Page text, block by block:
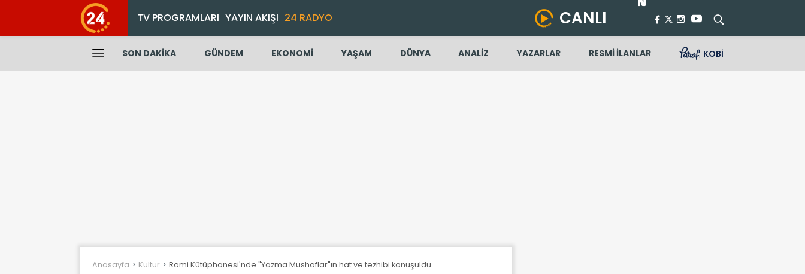
TV PROGRAMLARI YAYIN AKIŞI 24 RADYO CANLI
SON DAKİKA GÜNDEM EKONOMİ YAŞAM DÜNYA ANALİZ YAZARLAR RESMİ İLANLAR KOBİ
Anasayfa Kultur Rami Kütüphanesi'nde "Yazma Mushaflar"ın hat ve tezhibi konuşuldu